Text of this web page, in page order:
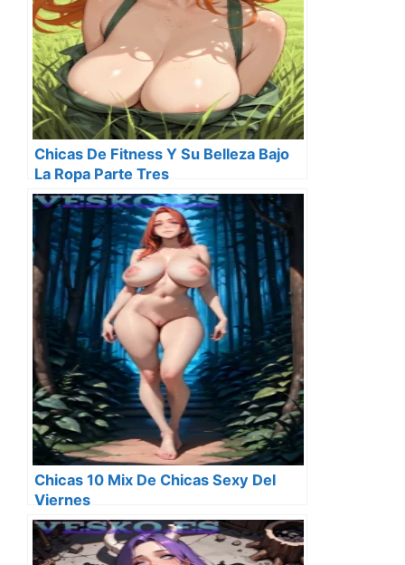
Chicas De Fitness Y Su Belleza Bajo
La Ropa Parte Tres
Chicas 10 Mix De Chicas Sexy Del
Viernes